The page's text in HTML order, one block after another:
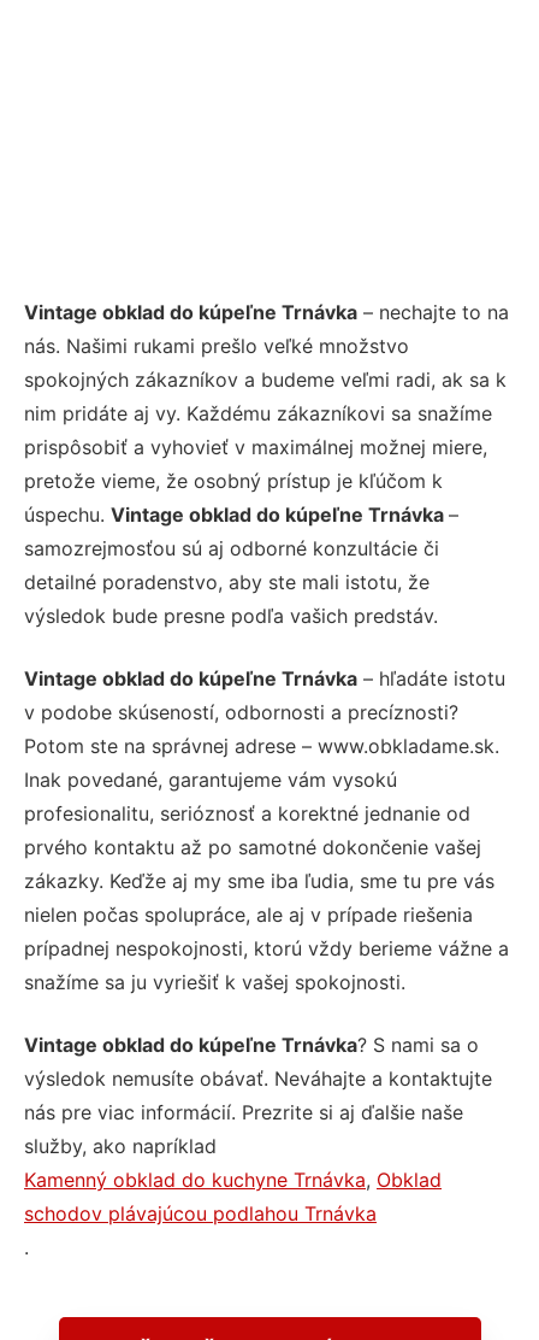
Vintage obklad do kúpeľne Trnávka – nechajte to na
nás. Našimi rukami prešlo veľké množstvo
spokojných zákazníkov a budeme veľmi radi, ak sa k
nim pridáte aj vy. Každému zákazníkovi sa snažíme
prispôsobiť a vyhovieť v maximálnej možnej miere,
pretože vieme, že osobný prístup je kľúčom k
úspechu. Vintage obklad do kúpeľne Trnávka –
samozrejmosťou sú aj odborné konzultácie či
detailné poradenstvo, aby ste mali istotu, že
výsledok bude presne podľa vašich predstáv.
Vintage obklad do kúpeľne Trnávka – hľadáte istotu
v podobe skúseností, odbornosti a precíznosti?
Potom ste na správnej adrese – www.obkladame.sk.
Inak povedané, garantujeme vám vysokú
profesionalitu, serióznosť a korektné jednanie od
prvého kontaktu až po samotné dokončenie vašej
zákazky. Keďže aj my sme iba ľudia, sme tu pre vás
nielen počas spolupráce, ale aj v prípade riešenia
prípadnej nespokojnosti, ktorú vždy berieme vážne a
snažíme sa ju vyriešiť k vašej spokojnosti.
Vintage obklad do kúpeľne Trnávka? S nami sa o
výsledok nemusíte obávať. Neváhajte a kontaktujte
nás pre viac informácií. Prezrite si aj ďalšie naše
služby, ako napríklad
Kamenný obklad do kuchyne Trnávka, Obklad
schodov plávajúcou podlahou Trnávka
.